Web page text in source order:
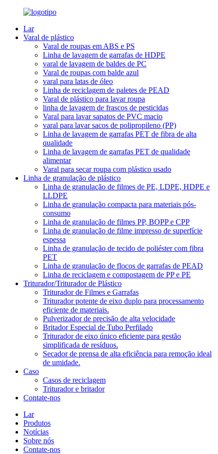
Lar
Varal de plástico
Varal de roupas em ABS e PS
Linha de lavagem de garrafas de HDPE
varal de lavagem de baldes de PC
Varal de roupas com balde azul
varal para latas de óleo
Linha de reciclagem de paletes de PEAD
Varal de plástico para lavar roupa
linha de lavagem de frascos de pesticidas
Varal para lavar sapatos de PVC macio
varal para lavar sacos de polipropileno (PP)
Linha de lavagem de garrafas PET de fibra de alta
qualidade
Linha de lavagem de garrafas PET de qualidade
alimentar
Varal para secar roupa com plástico usado
Linha de granulação de plástico
Linha de granulação de filmes de PE, LDPE, HDPE e
LLDPE
Linha de granulação compacta para materiais pós-
consumo
Linha de granulação de filmes PP, BOPP e CPP
Linha de granulação de filme impresso de superfície
espessa
Linha de granulação de tecido de poliéster com fibra
PET
Linha de granulação de flocos de garrafas de PEAD
Linha de reciclagem e compostagem de PP e PE
Triturador/Triturador de Plástico
Triturador de Filmes e Garrafas
Triturador potente de eixo duplo para processamento
eficiente de materiais.
Pulverizador de precisão de alta velocidade
Britador Especial de Tubo Perfilado
Triturador de eixo único eficiente para gestão
simplificada de resíduos.
Secador de prensa de alta eficiência para remoção ideal
de umidade.
Caso
Casos de reciclagem
Triturador e britador
Contate-nos
Lar
Produtos
Notícias
Sobre nós
Contate-nos